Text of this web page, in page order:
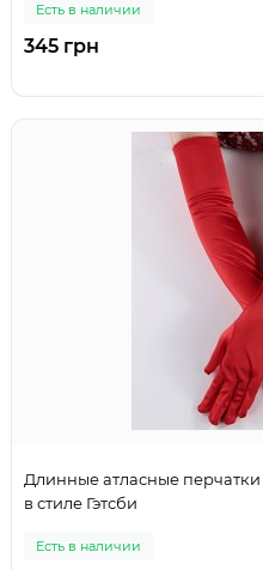
Есть в наличии
345 грн
Длинные атласные
в стиле Гэтсби
Есть в наличии